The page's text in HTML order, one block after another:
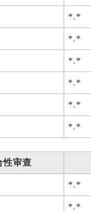
*.*
*.*
*.*
*.*
*.*
*.*
性审查
*.*
*.*